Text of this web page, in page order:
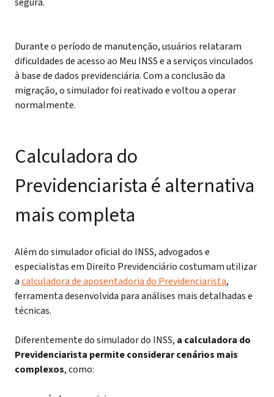
Durante o período de manutenção, usuários relataram
dificuldades de acesso ao Meu INSS e a serviços vinculados
à base de dados previdenciária. Com a conclusão da
migração, o simulador foi reativado e voltou a operar
normalmente.
Calculadora do
Previdenciarista é alternativa
mais completa
Além do simulador oficial do INSS, advogados e
especialistas em Direito Previdenciário costumam utilizar
acalculadora de aposentadoria do Previdenciarista,
ferramenta desenvolvida para análises mais detalhadas e
técnicas.
Diferentemente do simulador do INSS, a calculadora do
Previdenciarista permite considerar cenários mais
complexos, como: